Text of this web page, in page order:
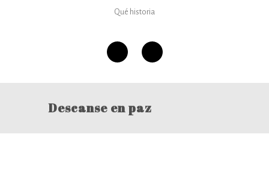
Qué historia
Descanse en paz